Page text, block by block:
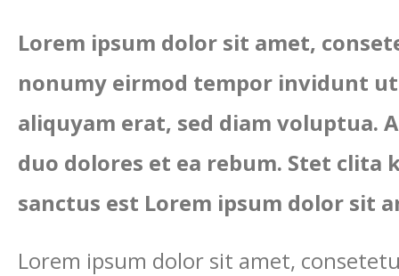
Lorem ipsum dolor sit amet,
nonumy eirmod tempor invidunt
aliquyam erat, sed diam voluptua.
duo dolores et ea rebum. Stet clita
sanctus est Lorem ipsum dolor sit
Lorem ipsum dolor sit amet,